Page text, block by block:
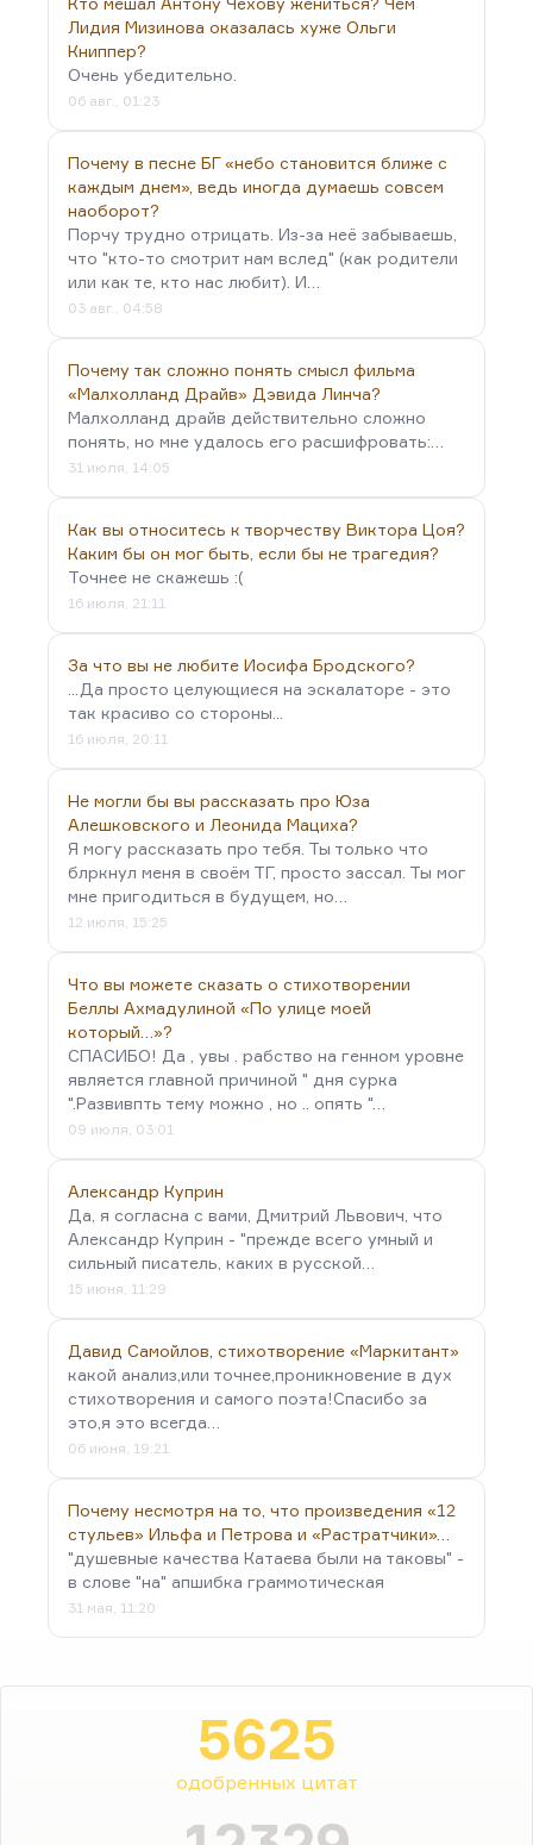
Лидия Мизинова оказалась хуже Ольги
Книппер?
Очень убедительно.
06 авг., 01:23
Почему в песне БГ «небо становится ближе с
каждым днем», ведь иногда думаешь совсем
наоборот?
Порчу трудно отрицать. Из-за неё забываешь,
что "кто-то смотрит нам вслед" (как родители
или как те, кто нас любит). И…
03 авг., 04:58
Почему так сложно понять смысл фильма
«Малхолланд Драйв» Дэвида Линча?
Малхолланд драйв действительно сложно
понять, но мне удалось его расшифровать:…
31 июля, 14:05
Как вы относитесь к творчеству Виктора Цоя?
Каким бы он мог быть, если бы не трагедия?
Точнее не скажешь :(
16 июля, 21:11
За что вы не любите Иосифа Бродского?
...Да просто целующиеся на эскалаторе - это
так красиво со стороны...
16 июля, 20:11
Не могли бы вы рассказать про Юза
Алешковского и Леонида Мациха?
Я могу рассказать про тебя. Ты только что
блркнул меня в своём ТГ, просто зассал. Ты мог
мне пригодиться в будущем, но…
12 июля, 15:25
Что вы можете сказать о стихотворении
Беллы Ахмадулиной «По улице моей
который…»?
СПАСИБО! Да , увы . рабство на генном уровне
является главной причиной " дня сурка
".Развивпть тему можно , но .. опять "…
09 июля, 03:01
Александр Куприн
Да, я согласна с вами, Дмитрий Львович, что
Александр Куприн - "прежде всего умный и
сильный писатель, каких в русской…
15 июня, 11:29
Давид Самойлов, стихотворение «Маркитант»
какой анализ,или точнее,проникновение в дух
стихотворения и самого поэта!Спасибо за
это,я это всегда…
06 июня, 19:21
Почему несмотря на то, что произведения «12
стульев» Ильфа и Петрова и «Растратчики»…
"душевные качества Катаева были на таковы" -
в слове "на" апшибка граммотическая
31 мая, 11:20
5625
одобренных цитат